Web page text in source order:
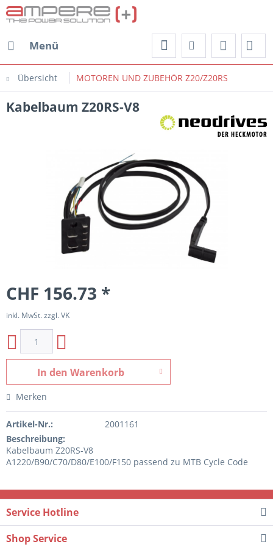
Menü
Übersicht MOTOREN UND ZUBEHÖR Z20/Z20RS
Kabelbaum Z20RS-V8
CHF 156.73 *
inkl. MwSt. zzgl. VK
In den Warenkorb
Merken
Artikel-Nr.:
2001161
Beschreibung:
Kabelbaum Z20RS-V8
A1220/B90/C70/D80/E100/F150 passend zu MTB Cycle Code
Service Hotline
Shop Service